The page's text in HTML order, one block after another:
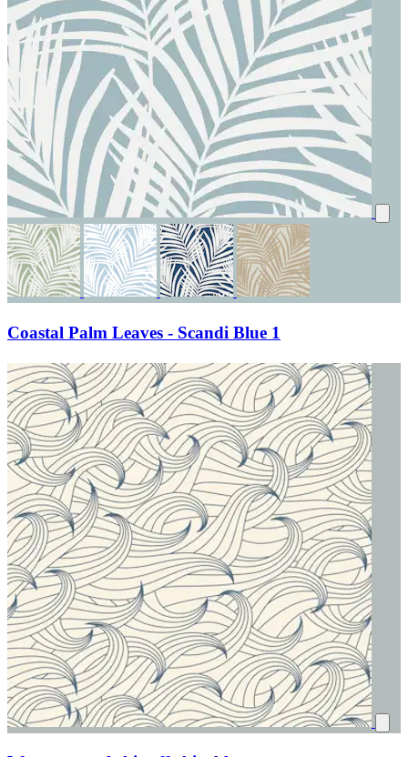
Coastal Palm Leaves - Scandi Blue 1